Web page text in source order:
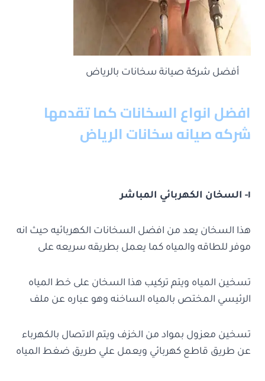
أفضل شركة صيانة سخانات بالرياض
افضل انواع السخانات كما تقدمها
شركه صيانه سخانات الرياض
١- السخان الكهربائي المباشر
هذا السخان يعد من افضل السخانات الكهربائيه حيث انه
موفر للطاقه والمياه كما يعمل بطريقه سريعه على
تسخين المياه ويتم تركيب هذا السخان على خط المياه
الرئيسي المختص بالمياه الساخنه وهو عباره عن ملف
تسخين معزول بمواد من الخزف ويتم الاتصال بالكهرباء
عن طريق قاطع كهربائي ويعمل علي طريق ضغط المياه